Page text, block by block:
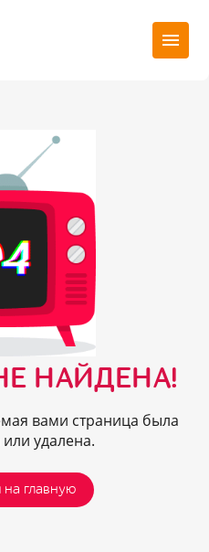
НАЙДЕНА!
вами страница была
удалена.
на главную